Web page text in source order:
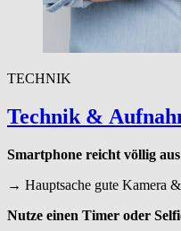
TECHNIK
Technik &
Smartphone reicht völlig
→ Hauptsache gute Kamera
Nutze einen Timer oder